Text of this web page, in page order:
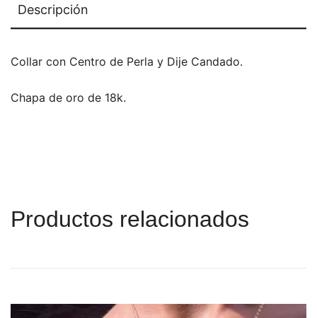
Descripción
Collar con Centro de Perla y Dije Candado.
Chapa de oro de 18k.
Productos relacionados